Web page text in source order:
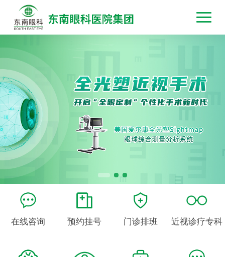
在线咨询 预约挂号 门诊排班 近视诊疗专科